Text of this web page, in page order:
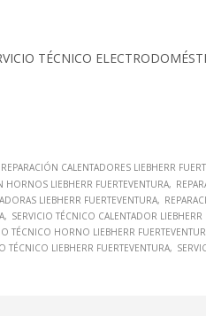
TÉCNICO
REPARACIÓN CALENTADORES LIEBHERR
HORNOS LIEBHERR FUERTEVENTURA
LIEBHERR FUERTEVENTURA
SERVICIO TÉCNICO CALENTADOR LIEBHERR
TÉCNICO HORNO LIEBHERR
TÉCNICO LIEBHERR FUERTEVENTURA